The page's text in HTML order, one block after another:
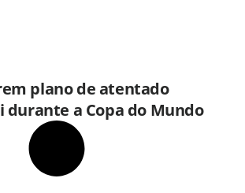
plano de atentado
durante a Copa do Mundo